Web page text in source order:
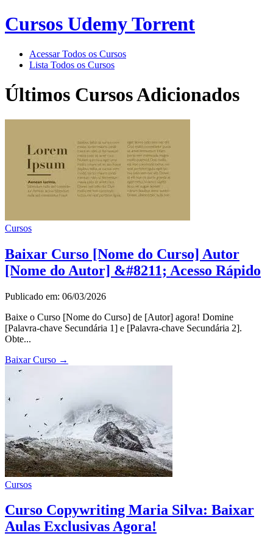
Cursos Udemy Torrent
Acessar Todos os Cursos
Lista Todos os Cursos
Últimos Cursos Adicionados
Cursos
Baixar Curso [Nome do Curso] Autor
[Nome do Autor] &#8211; Acesso Rápido
Publicado em: 06/03/2026
Baixe o Curso [Nome do Curso] de [Autor] agora! Domine
[Palavra-chave Secundária 1] e [Palavra-chave Secundária 2].
Obte...
Baixar Curso →
Cursos
Curso Copywriting Maria Silva: Baixar
Aulas Exclusivas Agora!